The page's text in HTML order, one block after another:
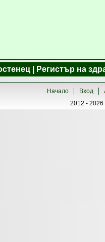
| Регистър на
Начало Вход
2012 -